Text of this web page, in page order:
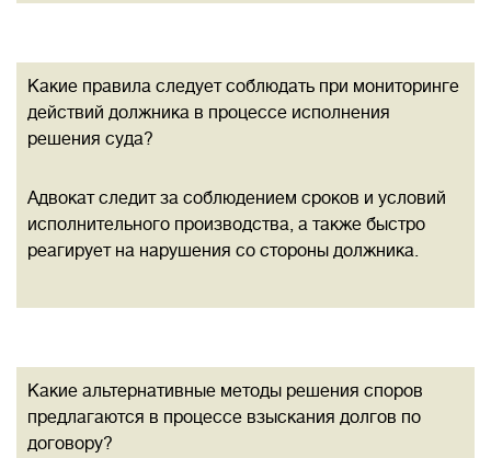
Какие правила следует соблюдать при мониторинге
действий должника в процессе исполнения
решения суда?
Адвокат следит за соблюдением сроков и условий
исполнительного производства, а также быстро
реагирует на нарушения со стороны должника.
Какие альтернативные методы решения споров
предлагаются в процессе взыскания долгов по
договору?